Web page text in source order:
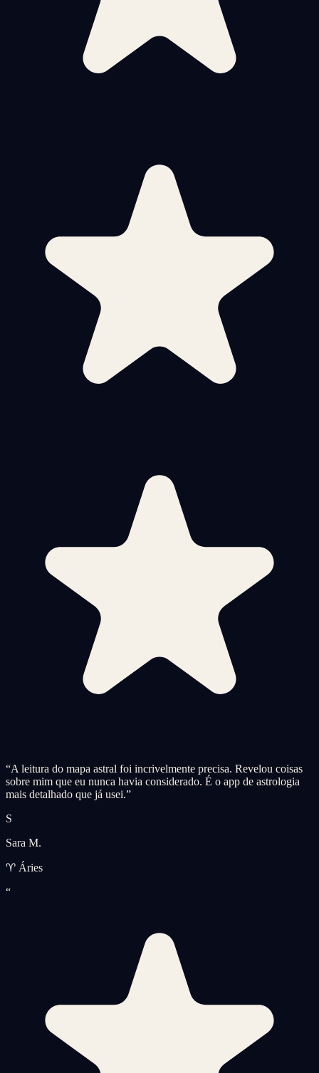
“A leitura do mapa astral foi incrivelmente precisa. Revelou coisas
sobre mim que eu nunca havia considerado. É o app de astrologia
mais detalhado que já usei.”
S
Sara M.
♈ Áries
“